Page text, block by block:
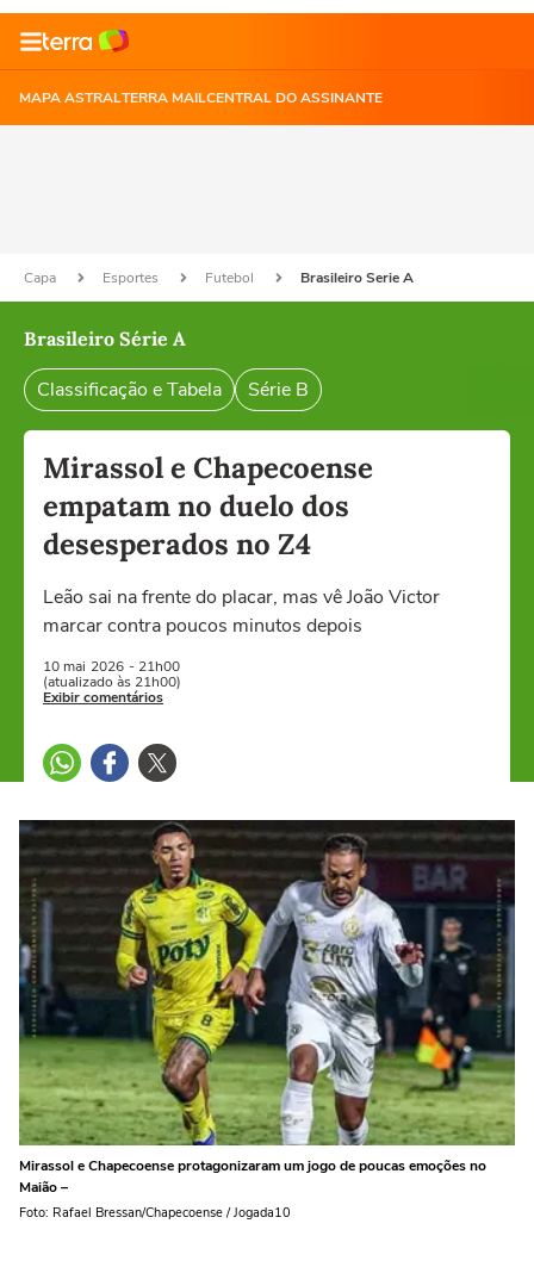
MAPA ASTRALTERRA MAILCENTRAL DO ASSINANTE
Capa Esportes Futebol Brasileiro Serie A
Brasileiro Série A
Classificação e Tabela Série B
Mirassol e Chapecoense
empatam no duelo dos
desesperados no Z4
Leão sai na frente do placar, mas vê João Victor
marcar contra poucos minutos depois
10 mai 2026 - 21h00
(atualizado às 21h00)
Exibir comentários
Mirassol e Chapecoense protagonizaram um jogo de poucas emoções no
Maião –
Foto: Rafael Bressan/Chapecoense / Jogada10